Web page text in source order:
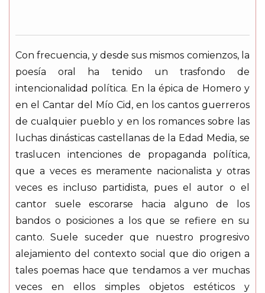
Con frecuencia, y desde sus mismos comienzos, la
poesía oral ha tenido un trasfondo de
intencionalidad política. En la épica de Homero y
en el Cantar del Mío Cid, en los cantos guerreros
de cualquier pueblo y en los romances sobre las
luchas dinásticas castellanas de la Edad Media, se
traslucen intenciones de propaganda política,
que a veces es meramente nacionalista y otras
veces es incluso partidista, pues el autor o el
cantor suele escorarse hacia alguno de los
bandos o posiciones a los que se refiere en su
canto. Suele suceder que nuestro progresivo
alejamiento del contexto social que dio origen a
tales poemas hace que tendamos a ver muchas
veces en ellos simples objetos estéticos y